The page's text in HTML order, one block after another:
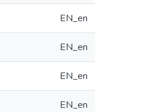
EN_en
EN_en
EN_en
EN_en